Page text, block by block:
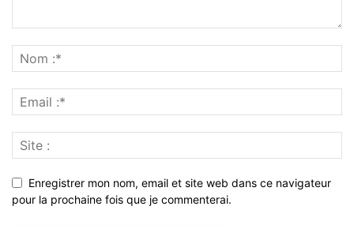
Enregistrer mon nom, email et site web dans ce navigateur
pour la prochaine fois que je commenterai.